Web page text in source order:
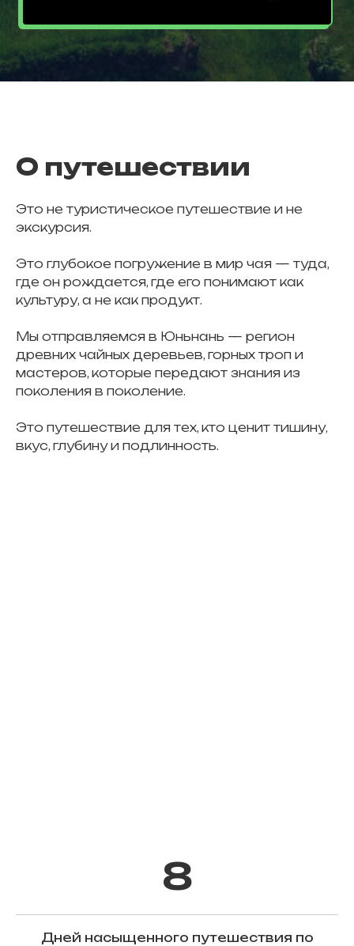
О путешествии
Это не туристическое путешествие и не
экскурсия.
Это глубокое погружение в мир чая — туда,
где он рождается, где его понимают как
культуру, а не как продукт.
Мы отправляемся в Юньнань — регион
древних чайных деревьев, горных троп и
мастеров, которые передают знания из
поколения в поколение.
Это путешествие для тех, кто ценит тишину,
вкус, глубину и подлинность.
8
Дней насыщенного путешествия по